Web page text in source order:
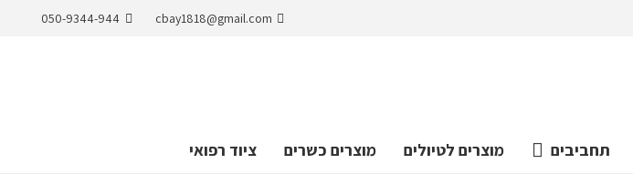
cbay1818@gmail.com
050-9344-944
תחביבים מוצרים לטיולים מוצרים כשרים
ציוד רפואי